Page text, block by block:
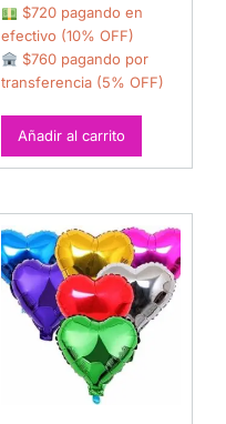
$720 pagando en
efectivo (10% OFF)
$760 pagando por
transferencia (5% OFF)
Añadir al carrito